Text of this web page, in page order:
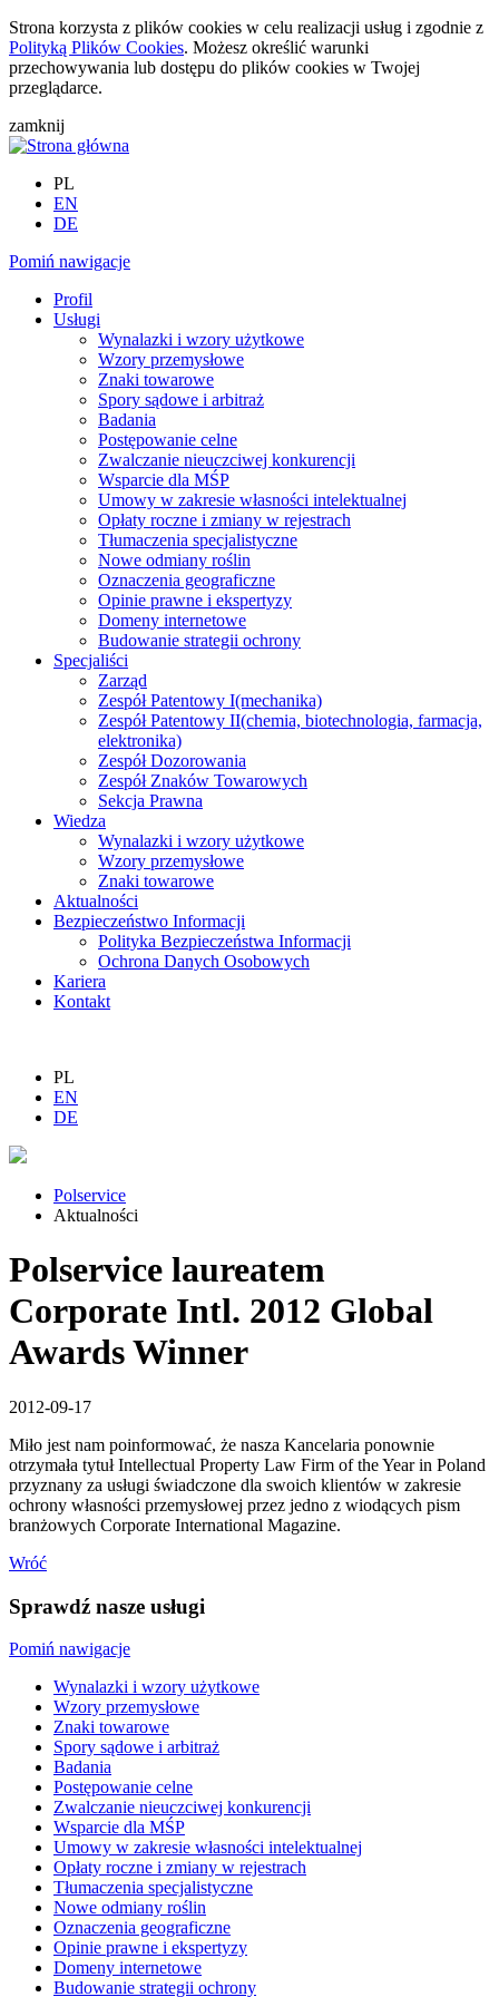
Strona korzysta z plików cookies w celu realizacji usług i zgodnie z
Polityką Plików Cookies. Możesz określić warunki
przechowywania lub dostępu do plików cookies w Twojej
przeglądarce.
zamknij
PL
EN
DE
Pomiń nawigacje
Profil
Usługi
Wynalazki i wzory użytkowe
Wzory przemysłowe
Znaki towarowe
Spory sądowe i arbitraż
Badania
Postępowanie celne
Zwalczanie nieuczciwej konkurencji
Wsparcie dla MŚP
Umowy w zakresie własności intelektualnej
Opłaty roczne i zmiany w rejestrach
Tłumaczenia specjalistyczne
Nowe odmiany roślin
Oznaczenia geograficzne
Opinie prawne i ekspertyzy
Domeny internetowe
Budowanie strategii ochrony
Specjaliści
Zarząd
Zespół Patentowy I(mechanika)
Zespół Patentowy II(chemia, biotechnologia, farmacja,
elektronika)
Zespół Dozorowania
Zespół Znaków Towarowych
Sekcja Prawna
Wiedza
Wynalazki i wzory użytkowe
Wzory przemysłowe
Znaki towarowe
Aktualności
Bezpieczeństwo Informacji
Polityka Bezpieczeństwa Informacji
Ochrona Danych Osobowych
Kariera
Kontakt
PL
EN
DE
Polservice
Aktualności
Polservice laureatem
Corporate Intl. 2012 Global
Awards Winner
2012-09-17
Miło jest nam poinformować, że nasza Kancelaria ponownie
otrzymała tytuł Intellectual Property Law Firm of the Year in Poland
przyznany za usługi świadczone dla swoich klientów w zakresie
ochrony własności przemysłowej przez jedno z wiodących pism
branżowych Corporate International Magazine.
Wróć
Sprawdź nasze usługi
Pomiń nawigacje
Wynalazki i wzory użytkowe
Wzory przemysłowe
Znaki towarowe
Spory sądowe i arbitraż
Badania
Postępowanie celne
Zwalczanie nieuczciwej konkurencji
Wsparcie dla MŚP
Umowy w zakresie własności intelektualnej
Opłaty roczne i zmiany w rejestrach
Tłumaczenia specjalistyczne
Nowe odmiany roślin
Oznaczenia geograficzne
Opinie prawne i ekspertyzy
Domeny internetowe
Budowanie strategii ochrony